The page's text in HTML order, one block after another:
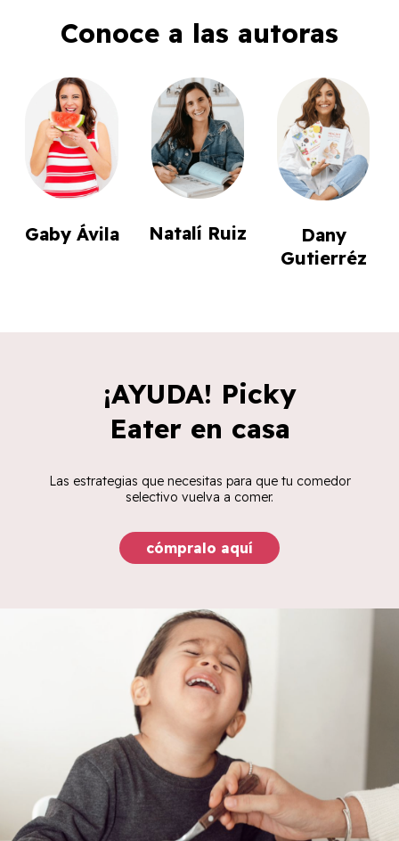
Conoce a las autoras
Gaby Ávila Natalí Ruiz
Dany
Gutierréz
¡AYUDA! Picky
Eater en casa
Las estrategias que necesitas para que tu comedor
selectivo vuelva a comer.
cómpralo aquí